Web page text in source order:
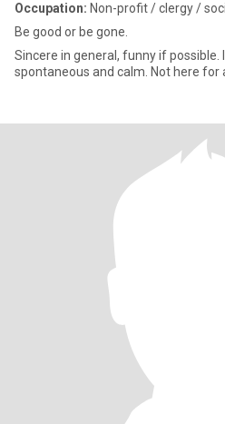
Occupation: Non-profit / clergy /
Be good or be gone.
Sincere in general, funny if possible. I am open minded,
spontaneous and